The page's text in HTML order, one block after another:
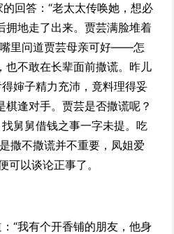
回答：“老太太传唤她，想必
拥地走了出来。贾芸满脸堆着
嘴里问道贾芸母亲可好——怎
也不敢在长辈面前撒谎。昨儿
婶子精力充沛，竟料理得妥
逢对手。贾芸是否撒谎呢？
舅舅借钱之事一字未提。吃
撒不撒谎并不重要，凤姐爱
以谈论正事了。
“我有个开香铺的朋友，他身